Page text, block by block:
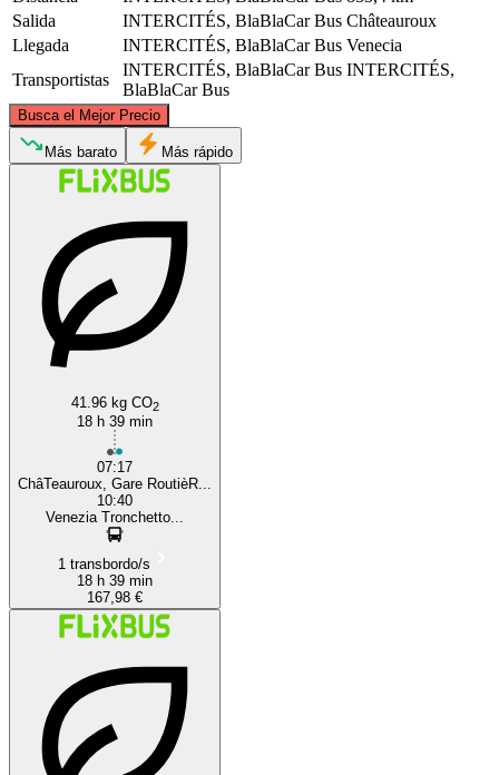
Salida
INTERCITÉS, BlaBlaCar Bus Châteauroux
Llegada
INTERCITÉS, BlaBlaCar Bus Venecia
Transportistas
INTERCITÉS, BlaBlaCar Bus INTERCITÉS,
BlaBlaCar Bus
Busca el Mejor Precio
Más barato Más rápido
41.96 kg CO2
18 h 39 min
07:17
ChâTeauroux, Gare RoutièR...
10:40
Venezia Tronchetto...
1 transbordo/s
18 h 39 min
167,98 €